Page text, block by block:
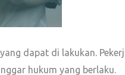
dapat di lakukan.
hukum yang berlaku.